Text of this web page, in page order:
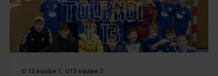
U 13 équipe 1 , U13 équipe 2